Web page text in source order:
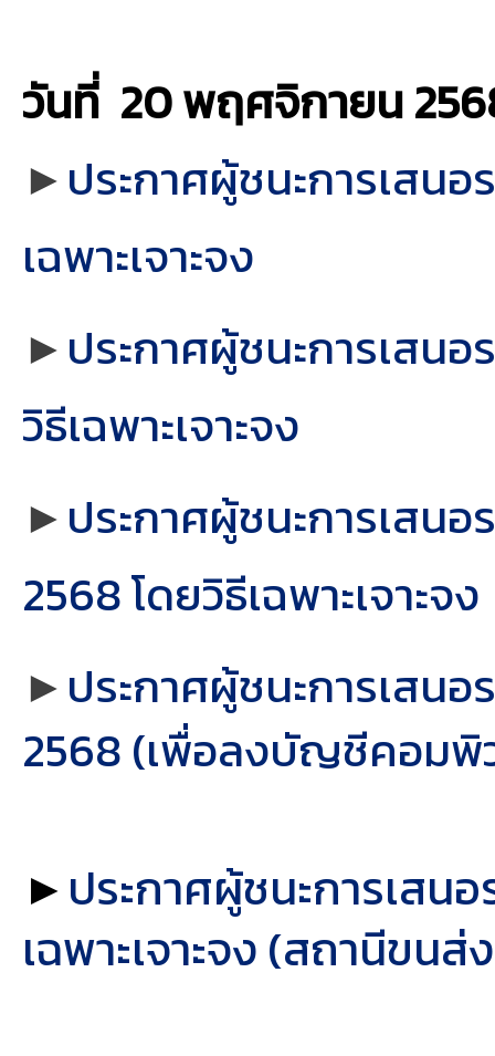
วันที่ 20 พฤศจิกายน
►ประกาศผู้ชนะการเสน
เฉพาะเจาะจง
►ประกาศผู้ชนะการเสน
วิธีเฉพาะเจาะจง
►ประกาศผู้ชนะการเสน
2568 โดยวิธีเฉพาะเจาะจง
►ประกาศผู้ชนะการเสนอ
2568 (เพื่อลงบัญชีคอมพิ
►ประกาศผู้ชนะการเสน
เฉพาะเจาะจง (สถานีขน